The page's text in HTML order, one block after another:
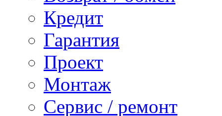
Кредит
Гарантия
Проект
Монтаж
Сервис / ремонт